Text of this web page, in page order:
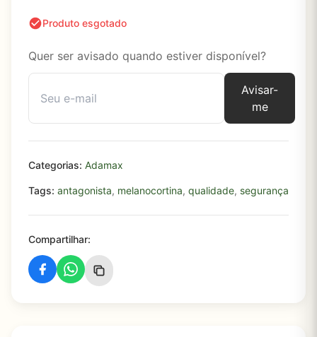
Produto esgotado
Quer ser avisado quando estiver disponível?
Avisar-
me
Categorias: Adamax
Tags: antagonista, melanocortina, qualidade, segurança
Compartilhar: